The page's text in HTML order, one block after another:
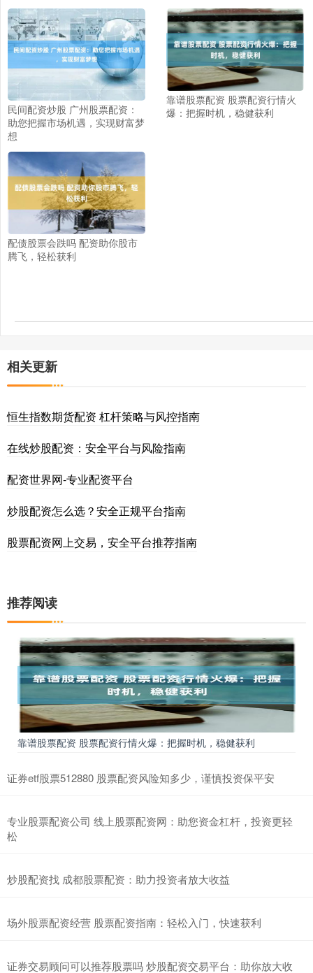
民间配资炒股 广州股票配资：
助您把握市场机遇，实现财富梦
想
靠谱股票配资 股票配资行情火
爆：把握时机，稳健获利
配债股票会跌吗 配资助你股市
腾飞，轻松获利
相关更新
恒生指数期货配资 杠杆策略与风控指南
在线炒股配资：安全平台与风险指南
配资世界网-专业配资平台
炒股配资怎么选？安全正规平台指南
股票配资网上交易，安全平台推荐指南
推荐阅读
靠谱股票配资 股票配资行情火爆：把握时机，稳健获利
证券etf股票512880 股票配资风险知多少，谨慎投资保平安
专业股票配资公司 线上股票配资网：助您资金杠杆，投资更轻
松
炒股配资找 成都股票配资：助力投资者放大收益
场外股票配资经营 股票配资指南：轻松入门，快速获利
证券交易顾问可以推荐股票吗 炒股配资交易平台：助你放大收